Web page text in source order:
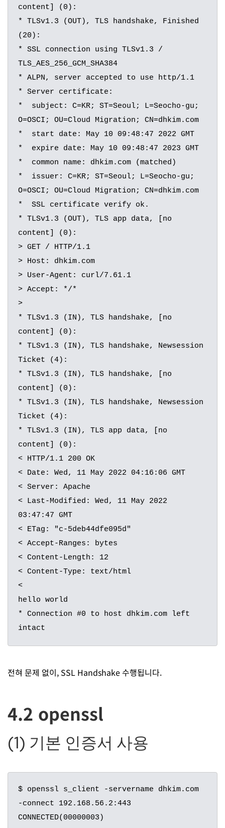
content] (0):
* TLSv1.3 (OUT), TLS handshake, Finished
(20):
* SSL connection using TLSv1.3 /
TLS_AES_256_GCM_SHA384
* ALPN, server accepted to use http/1.1
* Server certificate:
*  subject: C=KR; ST=Seoul; L=Seocho-gu;
O=OSCI; OU=Cloud Migration; CN=dhkim.com
*  start date: May 10 09:48:47 2022 GMT
*  expire date: May 10 09:48:47 2023 GMT
*  common name: dhkim.com (matched)
*  issuer: C=KR; ST=Seoul; L=Seocho-gu;
O=OSCI; OU=Cloud Migration; CN=dhkim.com
*  SSL certificate verify ok.
* TLSv1.3 (OUT), TLS app data, [no
content] (0):
> GET / HTTP/1.1
> Host: dhkim.com
> User-Agent: curl/7.61.1
> Accept: */*
>
* TLSv1.3 (IN), TLS handshake, [no
content] (0):
* TLSv1.3 (IN), TLS handshake, Newsession
Ticket (4):
* TLSv1.3 (IN), TLS handshake, [no
content] (0):
* TLSv1.3 (IN), TLS handshake, Newsession
Ticket (4):
* TLSv1.3 (IN), TLS app data, [no
content] (0):
< HTTP/1.1 200 OK
< Date: Wed, 11 May 2022 04:16:06 GMT
< Server: Apache
< Last-Modified: Wed, 11 May 2022
03:47:47 GMT
< ETag: "c-5deb44dfe095d"
< Accept-Ranges: bytes
< Content-Length: 12
< Content-Type: text/html
<
hello world
* Connection #0 to host dhkim.com left
intact
전혀 문제 없이, SSL Handshake 수행됩니다.
4.2 openssl
(1) 기본 인증서 사용
$ openssl s_client -servername dhkim.com
-connect 192.168.56.2:443
CONNECTED(00000003)